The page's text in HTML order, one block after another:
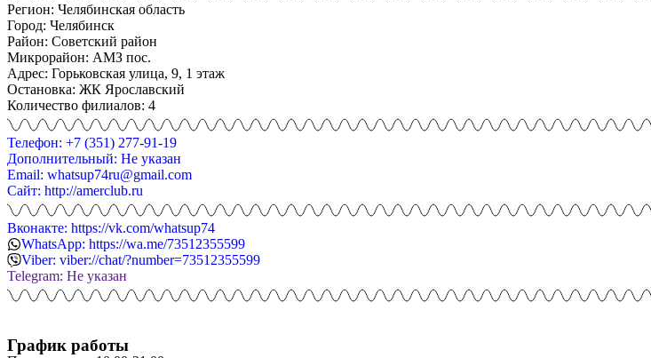
Регион: Челябинская область
Город: Челябинск
Район: Советский район
Микрорайон: АМЗ пос.
Адрес: Горьковская улица, 9, 1 этаж
Остановка: ЖК Ярославский
Количество филиалов: 4
Телефон: +7 (351) 277-91-19
Дополнительный: Не указан
Email: whatsup74ru@gmail.com
Сайт: http://amerclub.ru
Вконакте: https://vk.com/whatsup74
WhatsApp: https://wa.me/73512355599
Viber: viber://chat/?number=73512355599
Telegram: Не указан
График работы